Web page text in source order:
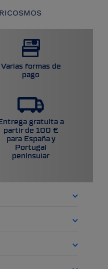
Varias formas de
pago
Entrega gratuita a
partir de 100 €
para España y
Portugal
peninsular